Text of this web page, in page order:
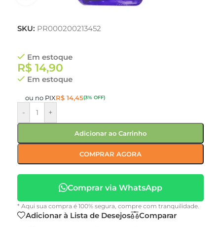
SKU: PR000200213452
Em estoque
R$ 14,90
Em estoque
ou no PIXR$ 14,45(3% OFF)
- +
Adicionar ao Carrinho
COMPRAR AGORA
Comprar via WhatsApp
* Aqui sua compra é 100% segura, compre com tranquilidade.
Adicionar à Lista de Desejos
Comparar